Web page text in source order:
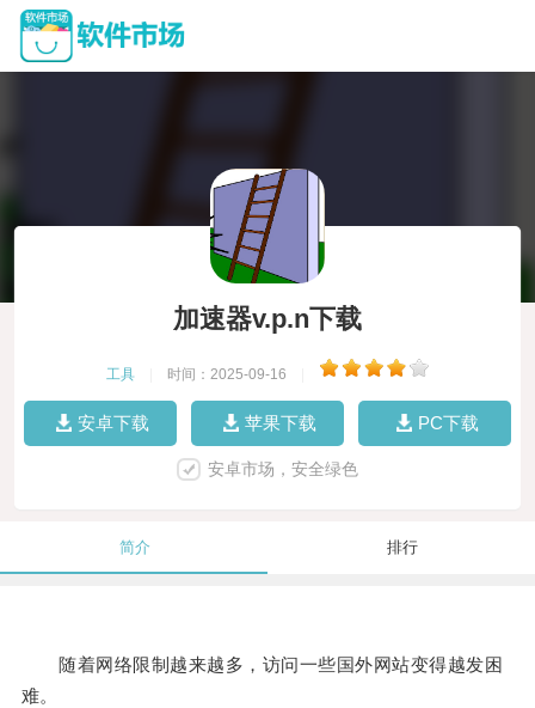
加速器v.p.n下载
工具 时间：2025-09-16
安卓下载 苹果下载 PC下载
安卓市场，安全绿色
简介 排行
随着网络限制越来越多，访问一些国外网站变得越发困
难。